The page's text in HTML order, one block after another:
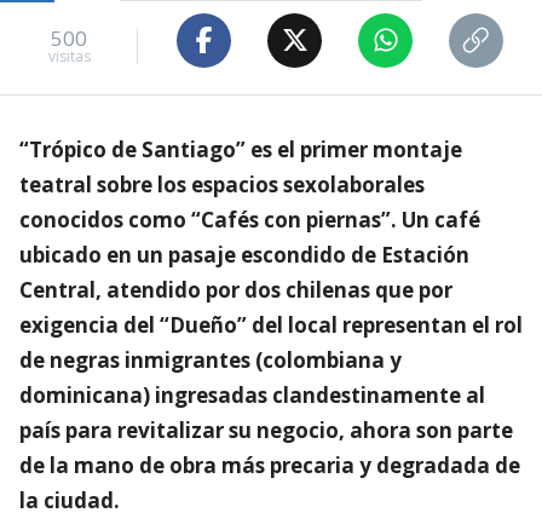
500
visitas
“Trópico de Santiago” es el primer montaje
teatral sobre los espacios sexolaborales
conocidos como “Cafés con piernas”. Un café
ubicado en un pasaje escondido de Estación
Central, atendido por dos chilenas que por
exigencia del “Dueño” del local representan el rol
de negras inmigrantes (colombiana y
dominicana) ingresadas clandestinamente al
país para revitalizar su negocio, ahora son parte
de la mano de obra más precaria y degradada de
la ciudad.